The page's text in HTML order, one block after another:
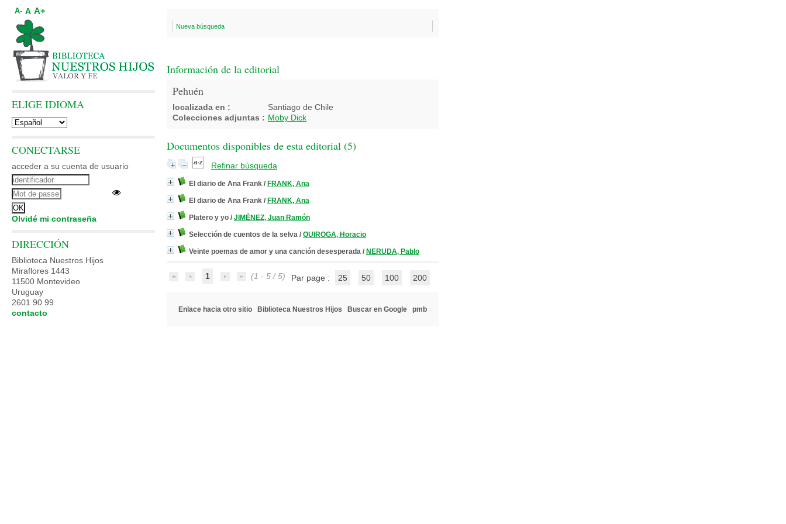
Nueva búsqueda
Información de la editorial
Pehuén
localizada en :
Santiago de Chile
Colecciones adjuntas : Moby Dick
Documentos disponibles de esta editorial (5)
Refinar búsqueda
El diario de Ana Frank / FRANK, Ana
El diario de Ana Frank / FRANK, Ana
Platero y yo / JIMÉNEZ, Juan Ramón
Selección de cuentos de la selva / QUIROGA, Horacio
Veinte poemas de amor y una canción desesperada / NERUDA, Pablo
1 (1 - 5 / 5) Par page : 25 50 100 200
Enlace hacia otro sitio Biblioteca Nuestros Hijos Buscar en Google pmb
A- A A+
ELIGE IDIOMA
CONECTARSE
acceder a su cuenta de usuario
Olvidé mi contraseña
DIRECCIÓN
Biblioteca Nuestros Hijos
Miraflores 1443
11500 Montevideo
Uruguay
2601 90 99
contacto